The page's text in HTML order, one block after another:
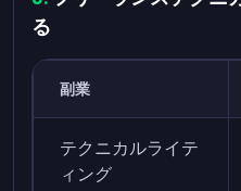
る
副業
テクニカルライテ
ィング